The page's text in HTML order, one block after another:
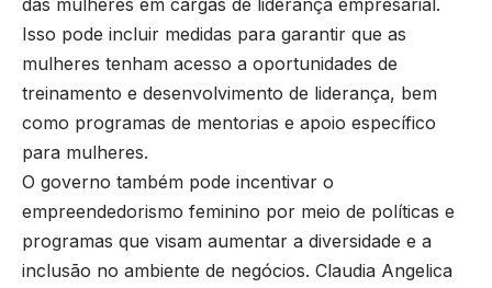
das mulheres em cargas de liderança empresarial.
Isso pode incluir medidas para garantir que as
mulheres tenham acesso a oportunidades de
treinamento e desenvolvimento de liderança, bem
como programas de mentorias e apoio específico
para mulheres.
O governo também pode incentivar o
empreendedorismo feminino por meio de políticas e
programas que visam aumentar a diversidade e a
inclusão no ambiente de negócios. Claudia Angelica